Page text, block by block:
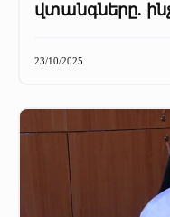
վտանգները.
23/10/2025